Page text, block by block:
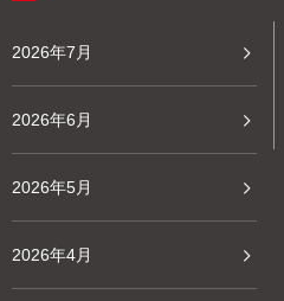
2026年7月
2026年6月
2026年5月
2026年4月